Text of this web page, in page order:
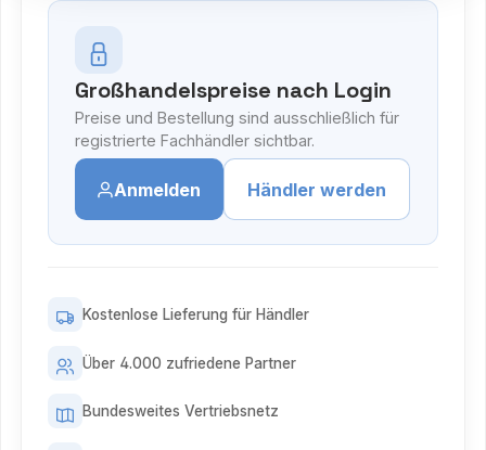
Großhandelspreise nach Login
Preise und Bestellung sind ausschließlich für
registrierte Fachhändler sichtbar.
Anmelden Händler werden
Kostenlose Lieferung für Händler
Über 4.000 zufriedene Partner
Bundesweites Vertriebsnetz